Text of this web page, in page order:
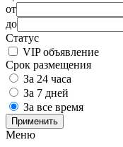
от
до
Статус
VIP объявление
Срок размещения
За 24 часа
За 7 дней
За все время
Применить
Меню